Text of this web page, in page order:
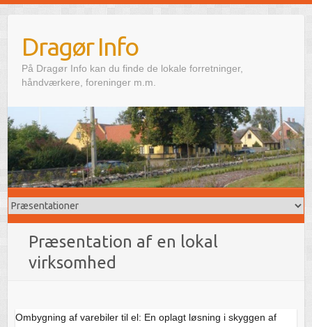
Dragør Info
På Dragør Info kan du finde de lokale forretninger,
håndværkere, foreninger m.m.
Præsentation af en lokal
virksomhed
Ombygning af varebiler til el: En oplagt løsning i skyggen af